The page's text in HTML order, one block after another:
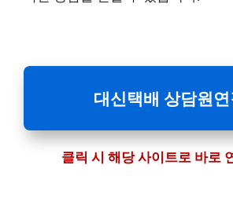
대신택배 상담원연
클릭 시 해당 사이트로 바로